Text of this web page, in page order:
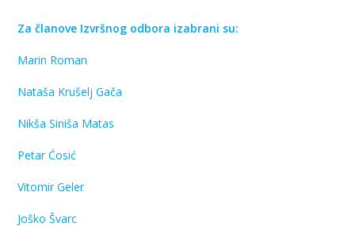
Za članove Izvršnog odbora izabrani su:
Marin Roman
Nataša Krušelj Gača
Nikša Siniša Matas
Petar Ćosić
Vitomir Geler
Joško Švarc